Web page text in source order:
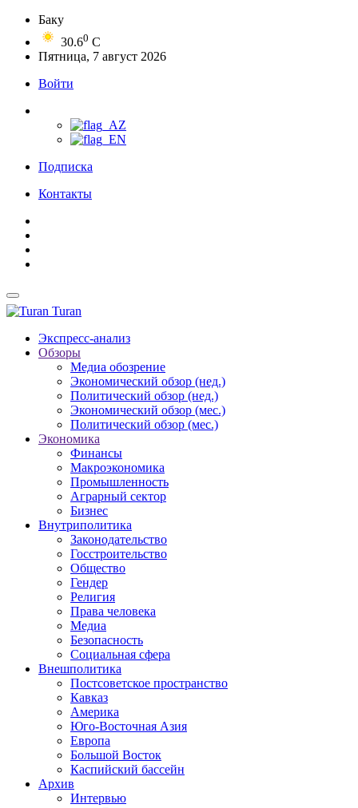
Баку
30.60 C
Пятница, 7 август 2026
Войти
Подписка
Контакты
Turan
Экспресс-анализ
Обзоры
Медиа обозрение
Экономический обзор (нед.)
Политический обзор (нед.)
Экономический обзор (мес.)
Политический обзор (мес.)
Экономика
Финансы
Макроэкономика
Промышленность
Аграрный сектор
Бизнес
Внутриполитика
Законодательство
Госстроительство
Общество
Гендер
Религия
Права человека
Медиа
Безопасность
Социальная сфера
Внешполитика
Постсоветское пространство
Кавказ
Америка
Юго-Восточная Азия
Европа
Большой Восток
Каспийский бассейн
Архив
Интервью